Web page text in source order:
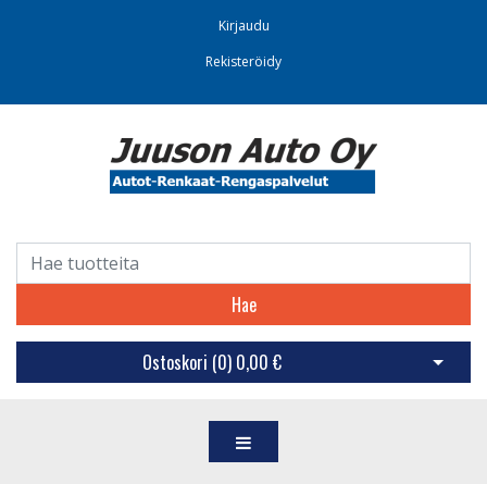
Kirjaudu
Rekisteröidy
Hae
Ostoskori (0) 0,00 € Avaa